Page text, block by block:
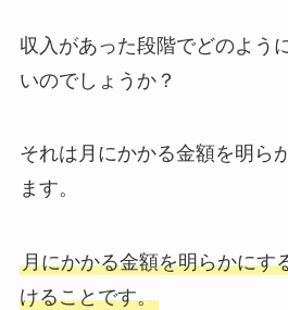
収入があった段階でどのよう
いのでしょうか？
それは月にかかる金額を明ら
ます。
月にかかる金額を明らかにす
けることです。